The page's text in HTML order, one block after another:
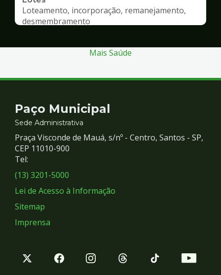
Loteamento, incorporação, remanejamento,
desmembramento
Mais Saúde
Contato
e
Redes
Sociais
Paço Municipal
Sede Administrativa
Praça Visconde de Mauá, s/nº - Centro, Santos - SP,
CEP 11010-900
Tel:
(13) 3201-5000
Lei de Acesso à Informação
Sitemap
Imprensa